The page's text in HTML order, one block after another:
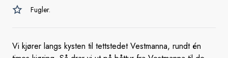
Fugler.
Vi kjører langs kysten til tettstedet Vestmanna, rundt én